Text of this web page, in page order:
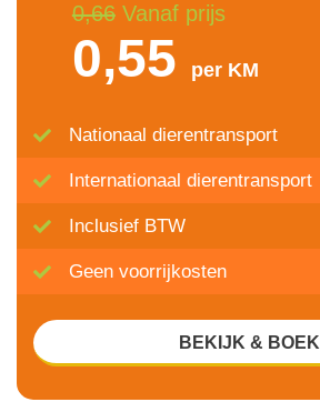
0,66Vanaf prijs
0,55 per KM
Nationaal dierentransport
Internationaal dierentransport
Inclusief BTW
Geen voorrijkosten
BEKIJK & BOEK